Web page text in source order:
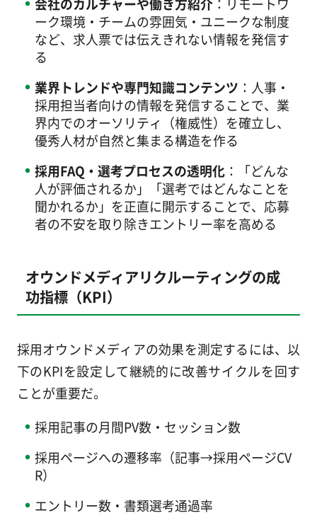
ーク環境・チームの雰囲気・ユニークな制度
など、求人票では伝えきれない情報を発信す
る
業界トレンドや専門知識コンテンツ ：人事・
採用担当者向けの情報を発信することで、業
界内でのオーソリティ（権威性）を確立し、
優秀人材が自然と集まる構造を作る
採用FAQ・選考プロセスの透明化：「どんな
人が評価されるか」「選考ではどんなことを
聞かれるか」を正直に開示することで、応募
者の不安を取り除きエントリー率を高める
オウンドメディアリクルーティングの成
功指標（KPI）
採用オウンドメディアの効果を測定するには、以
下のKPIを設定して継続的に改善サイクルを回す
ことが重要だ。
採用記事の月間PV数・セッション数
採用ページへの遷移率（記事→採用ページCV
R）
エントリー数・書類選考通過率